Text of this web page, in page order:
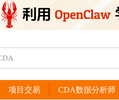
项目交易 CDA数据分析师